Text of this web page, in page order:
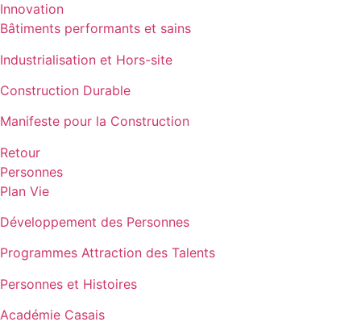
Innovation
Bâtiments performants et sains
Industrialisation et Hors-site
Construction Durable
Manifeste pour la Construction
Retour
Personnes
Plan Vie
Développement des Personnes
Programmes Attraction des Talents
Personnes et Histoires
Académie Casais